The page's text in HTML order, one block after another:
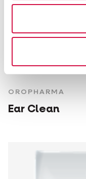
OROPHARMA
Ear Clean